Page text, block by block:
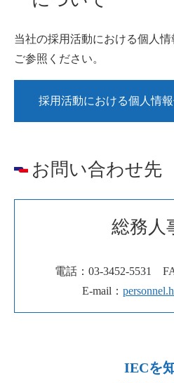
当社の採用活動における個人
ご参照ください。
採用活動における個人情
お問い合わせ先
総務人
電話： 03-3452-5531
E-mail：
IECを